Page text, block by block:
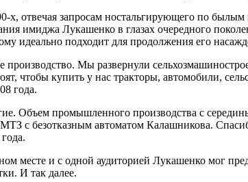
отвечая запросам ностальгирующего по былым
имиджа Лукашенко в глазах очередного
идеально подходит для продолжения его
Мы развернули
чтобы купить у нас тракторы, автомобили,
года.
промышленного производства с середины
с безотказным автоматом Калашникова.
месте и с одной аудиторией Лукашенко мог
И так далее.